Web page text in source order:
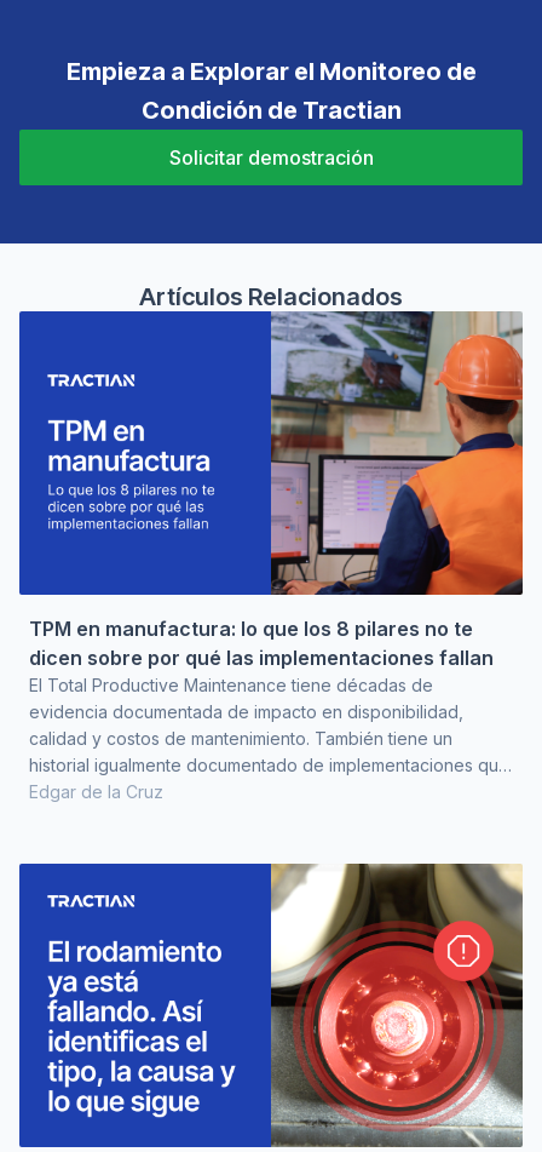
Empieza a Explorar el Monitoreo de
Condición de Tractian
Solicitar demostración
Artículos Relacionados
TPM en manufactura: lo que los 8 pilares no te
dicen sobre por qué las implementaciones fallan
El Total Productive Maintenance tiene décadas de
evidencia documentada de impacto en disponibilidad,
calidad y costos de mantenimiento. También tiene un
historial igualmente documentado de implementaciones que
no llegan a ningún lugar. El Manufacturing Research Center
excelente. El 37% no avanzaba como esperaba, y el 27%
apenas avanzaba. El programa estaba instalado en el
Edgar de la Cruz